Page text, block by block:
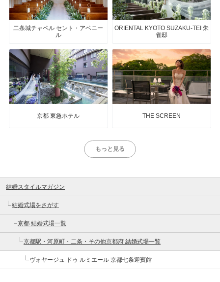
二条城チャペル セント・アベニー
ル
ORIENTAL KYOTO SUZAKU-TEI 朱
雀邸
京都 東急ホテル THE SCREEN
もっと見る
結婚スタイルマガジン
結婚式場をさがす
京都 結婚式場一覧
京都駅・河原町・二条・その他京都府 結婚式場一覧
ヴォヤージュ ドゥ ルミエール 京都七条迎賓館